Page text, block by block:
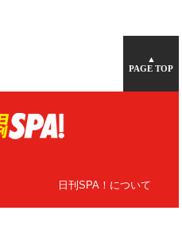
▲
PAGE TOP
日刊SPA！について